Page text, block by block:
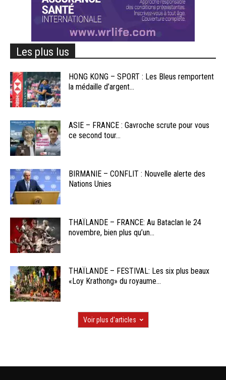
Les plus lus
HONG KONG – SPORT : Les Bleus remportent
la médaille d’argent...
ASIE – FRANCE : Gavroche scrute pour vous
ce second tour...
BIRMANIE – CONFLIT : Nouvelle alerte des
Nations Unies
THAÏLANDE – FRANCE: Au Bataclan le 24
novembre, bien plus qu’un...
THAÏLANDE – FESTIVAL: Les six plus beaux
«Loy Krathong» du royaume...
Voir plus d'articles